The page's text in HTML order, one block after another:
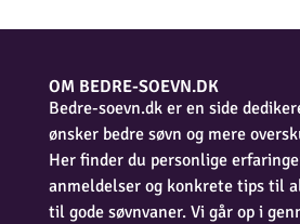
OM BEDRE-SOEVN.DK
Bedre-soevn.dk er en side
ønsker bedre søvn og mere
Her finder du personlige
anmeldelser og konkrete tips til
til gode søvnvaner. Vi går op i